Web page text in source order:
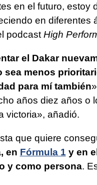
en el futuro, estoy
en diferentes
podcast High
el Dakar
sea menos
para mí también
años diez años o
victoria», añadió.
que quiere
en Fórmula 1 y en
y como persona.